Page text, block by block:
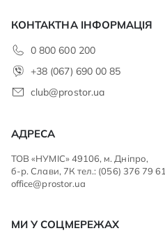
КОНТАКТНА ІНФОРМАЦІЯ
0 800 600 200
+38 (067) 690 00 85
club@prostor.ua
АДРЕСА
ТОВ «НУМІС» 49106, м. Дніпро,
б-р. Слави, 7К тел.: (056) 376 79 61
office@prostor.ua
МИ У СОЦМЕРЕЖАХ